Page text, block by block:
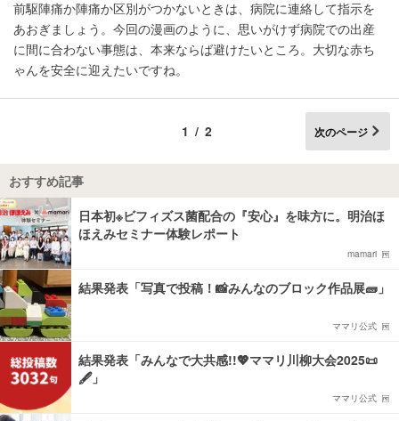
前駆陣痛か陣痛か区別がつかないときは、病院に連絡して指示を
あおぎましょう。今回の漫画のように、思いがけず病院での出産
に間に合わない事態は、本来ならば避けたいところ。大切な赤ち
ゃんを安全に迎えたいですね。
1/2 次のページ
おすすめ記事
日本初※ビフィズス菌配合の『安心』を味方に。明治ほ
ほえみセミナー体験レポート
mamari
結果発表「写真で投稿！📸みんなのブロック作品展🧱」
ママリ公式
結果発表「みんなで大共感!!💖ママリ川柳大会2025📜
🖋️」
ママリ公式